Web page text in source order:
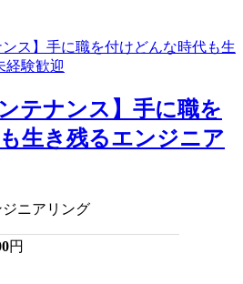
テナンス】手に職を
生き残るエンジニア
ニアリング
円